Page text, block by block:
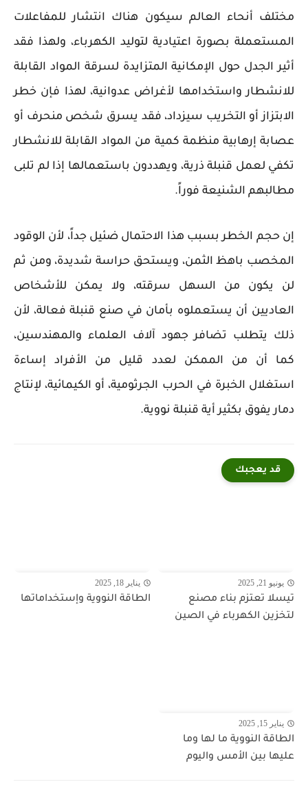
مختلف أنحاء العالم سيكون هناك انتشار للمفاعلات
المستعملة بصورة اعتيادية لتوليد الكهرباء، ولهذا فقد
أثير الجدل حول الإمكانية المتزايدة لسرقة المواد القابلة
للانشطار واستخدامها لأغراض عدوانية، لهذا فإن خطر
الابتزاز أو التخريب سيزداد، فقد يسرق شخص منحرف أو
عصابة إرهابية منظمة كمية من المواد القابلة للانشطار
تكفي لعمل قنبلة ذرية، ويهددون باستعمالها إذا لم تلبى
مطالبهم الشنيعة فوراً.
إن حجم الخطر بسبب هذا الاحتمال ضئيل جداً، لأن الوقود
المخصب باهظ الثمن، ويستحق حراسة شديدة، ومن ثم
لن يكون من السهل سرقته، ولا يمكن للأشخاص
العاديين أن يستعملوه بأمان في صنع قنبلة فعالة، لأن
ذلك يتطلب تضافر جهود آلاف العلماء والمهندسين،
كما أن من الممكن لعدد قليل من الأفراد إساءة
استغلال الخبرة في الحرب الجرثومية، أو الكيمائية، لإنتاج
دمار يفوق بكثير أية قنبلة نووية.
قد يعجبك
يونيو 21, 2025
تيسلا تعتزم بناء مصنع
لتخزين الكهرباء في الصين
يناير 18, 2025
الطاقة النووية وإستخداماتها
يناير 15, 2025
الطاقة النووية ما لها وما
عليها بين الأمس واليوم